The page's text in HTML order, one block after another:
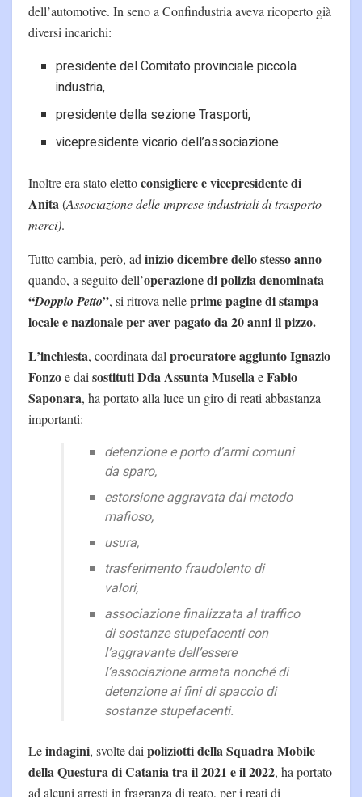
dell’automotive. In seno a Confindustria aveva ricoperto già
diversi incarichi:
presidente del Comitato provinciale piccola
industria,
presidente della sezione Trasporti,
vicepresidente vicario dell’associazione.
Inoltre era stato elettoconsigliere e vicepresidente di
Anita(Associazione delle imprese industriali di trasporto
merci).
Tutto cambia, però, ad inizio dicembre dello stesso anno
quando, a seguito dell’operazione di polizia denominata
“Doppio Petto”, si ritrova nelleprime pagine di stampa
locale e nazionale per aver pagato da 20 anni il pizzo.
L’inchiesta, coordinata dal procuratore aggiunto Ignazio
Fonzoe dai sostituti Dda Assunta MusellaeFabio
Saponara, ha portato alla luce un giro di reati abbastanza
importanti:
detenzione e porto d’armi comuni
da sparo,
estorsione aggravata dal metodo
mafioso,
usura,
trasferimento fraudolento di
valori,
associazione finalizzata al traffico
di sostanze stupefacenti con
l’aggravante dell’essere
l’associazione armata nonché di
detenzione ai fini di spaccio di
sostanze stupefacenti.
Leindagini, svolte dai poliziotti della Squadra Mobile
della Questura di Cataniatra il 2021 e il 2022, ha portato
ad alcuni arresti in fragranza di reato, per i reati di